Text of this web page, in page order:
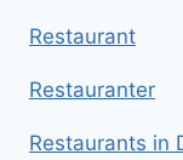
Restaurant
Restauranter
Restaurants in